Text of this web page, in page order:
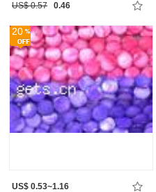
US$ 0.57 0.46
20
US$ 0.53~1.16